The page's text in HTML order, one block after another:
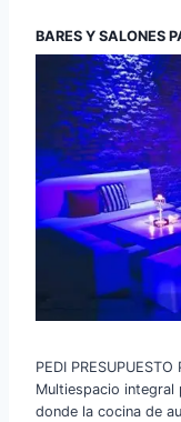
BARES Y SALONES
PEDI
Multiespacio
donde la cocina de